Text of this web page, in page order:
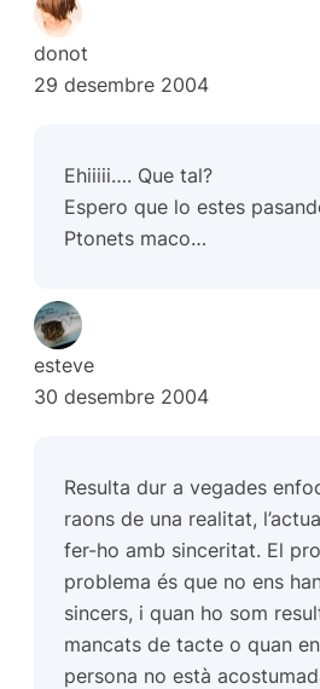
donot
29 desembre 2004
Ehiiiii…. Que tal?
Espero que lo estes
Ptonets maco…
esteve
30 desembre 2004
Resulta dur a vegades
raons de una realitat,
fer-ho amb sinceritat. El
problema és que no ens
sincers, i quan ho som
mancats de tacte o quan
persona no està